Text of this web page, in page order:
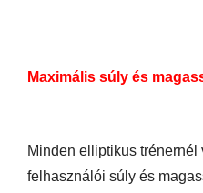
Maximális súly és
Minden elliptikus
felhasználói súly és